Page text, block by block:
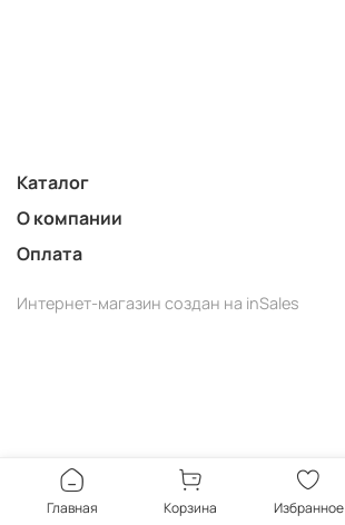
Каталог
О компании
Оплата
Интернет-магазин создан на inSales
Главная Корзина Избранное